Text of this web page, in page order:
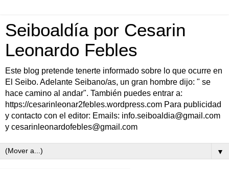
Seiboaldía por Cesarin
Leonardo Febles
Este blog pretende tenerte informado sobre lo que ocurre en
El Seibo. Adelante Seibano/as, un gran hombre dijo: " se
hace camino al andar". También puedes entrar a:
https://cesarinleonar2febles.wordpress.com Para publicidad
y contacto con el editor: Emails: info.seiboaldia@gmail.com
y cesarinleonardofebles@gmail.com
▼